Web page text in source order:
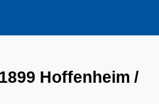
Hoffenheim /